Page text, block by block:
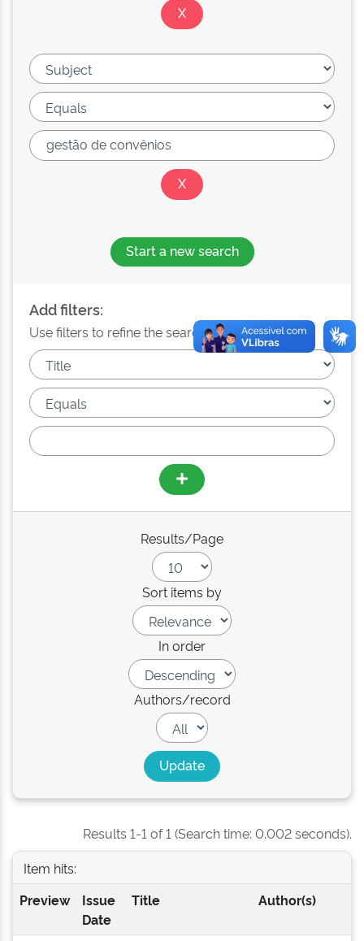
Start a new search
Add filters:
Use filters to refine the search results.
Results/Page
Sort items by
In order
Authors/record
Results 1-1 of 1 (Search time: 0.002 seconds).
Item hits:
Preview
Issue
Date
Title Author(s)